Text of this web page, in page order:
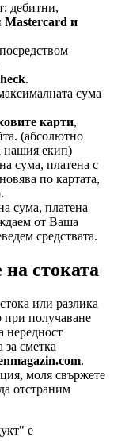
дебитни,
Mastеrcard и
.
сума
карти,
(абсолютно
нашия екип)
сума, платена с
по картата,
сума, платена
от Ваша
средствата.
стоката
или разлика
при получаване
нередност
за сметка
.
моля свържете
отстраним
е